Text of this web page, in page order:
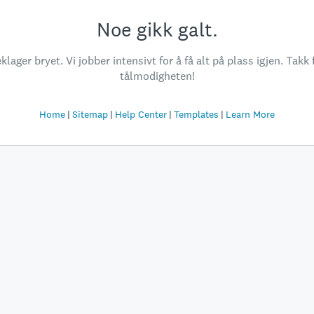
Noe gikk galt.
bryet. Vi jobber intensivt for å få alt på plass igjen. Takk
tålmodigheten!
Home Sitemap Help Center Templates Learn More